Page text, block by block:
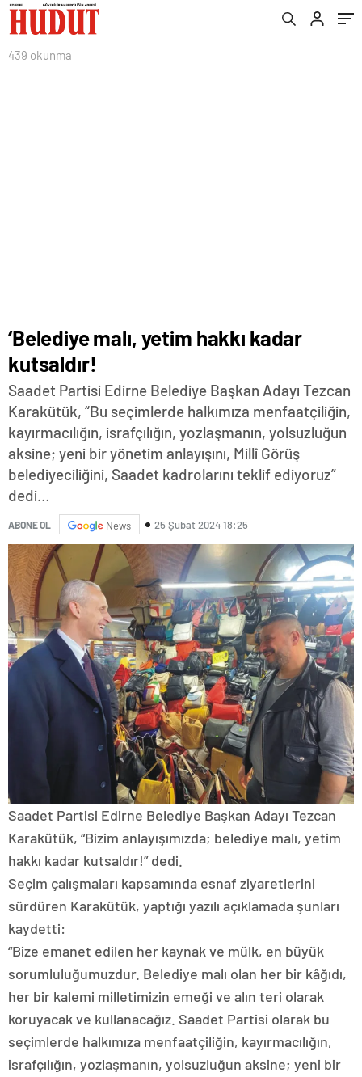
439 okunma
‘Belediye malı, yetim hakkı kadar
kutsaldır!
Saadet Partisi Edirne Belediye Başkan Adayı Tezcan
Karakütük, “Bu seçimlerde halkımıza menfaatçiliğin,
kayırmacılığın, israfçılığın, yozlaşmanın, yolsuzluğun
aksine; yeni bir yönetim anlayışını, Millî Görüş
belediyeciliğini, Saadet kadrolarını teklif ediyoruz”
dedi…
ABONE OL News 25 Şubat 2024 18:25
Saadet Partisi Edirne Belediye Başkan Adayı Tezcan
Karakütük, “Bizim anlayışımızda; belediye malı, yetim
hakkı kadar kutsaldır!” dedi.
Seçim çalışmaları kapsamında esnaf ziyaretlerini
sürdüren Karakütük, yaptığı yazılı açıklamada şunları
kaydetti:
“Bize emanet edilen her kaynak ve mülk, en büyük
sorumluluğumuzdur. Belediye malı olan her bir kâğıdı,
her bir kalemi milletimizin emeği ve alın teri olarak
koruyacak ve kullanacağız. Saadet Partisi olarak bu
seçimlerde halkımıza menfaatçiliğin, kayırmacılığın,
israfçılığın, yozlaşmanın, yolsuzluğun aksine; yeni bir